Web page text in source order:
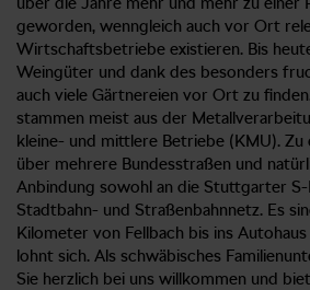
geworden, wenngleich auch vor Ort
Wirtschaftsbetriebe existieren. Bis
Weingüter und dank des besonders
auch viele Gärtnereien vor Ort zu
stammen meist aus der
kleine- und mittlere Betriebe (KMU). Zu
über mehrere Bundesstraßen und
Anbindung sowohl an die Stuttgarter S-
Stadtbahn- und Straßenbahnnetz. Es
Kilometer von Fellbach bis ins
lohnt sich. Als schwäbisches
Sie herzlich bei uns willkommen und